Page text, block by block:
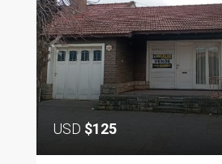
USD $125